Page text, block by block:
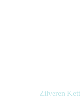
Zilveren